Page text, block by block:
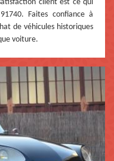
client est ce qui
Faites confiance à
de véhicules historiques
voiture.